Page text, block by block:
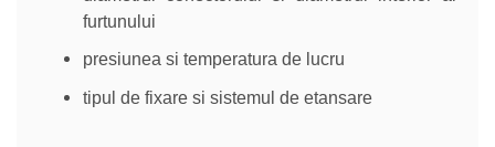
furtunului
presiunea si temperatura de lucru
tipul de fixare si sistemul de etansare